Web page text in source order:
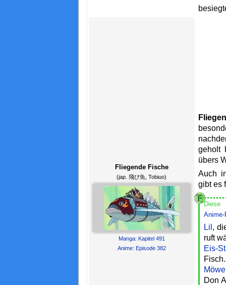
Fliegende Fische
(jap. 飛び魚, Tobiuo)
Manga: Kapitel 491
Anime: Episode 382
geholt
übers
Auch
gibt es
Diese
Anime-
Lil,
ruft
Eis-
Möwe
Don